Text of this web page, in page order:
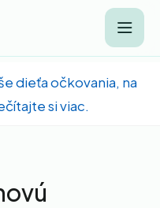
dieťa očkovania, na
si viac.